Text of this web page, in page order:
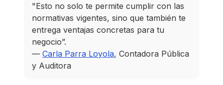
"Esto no solo te permite cumplir con las
normativas vigentes, sino que también te
entrega ventajas concretas para tu
negocio”.
— Carla Parra Loyola, Contadora Pública
y Auditora